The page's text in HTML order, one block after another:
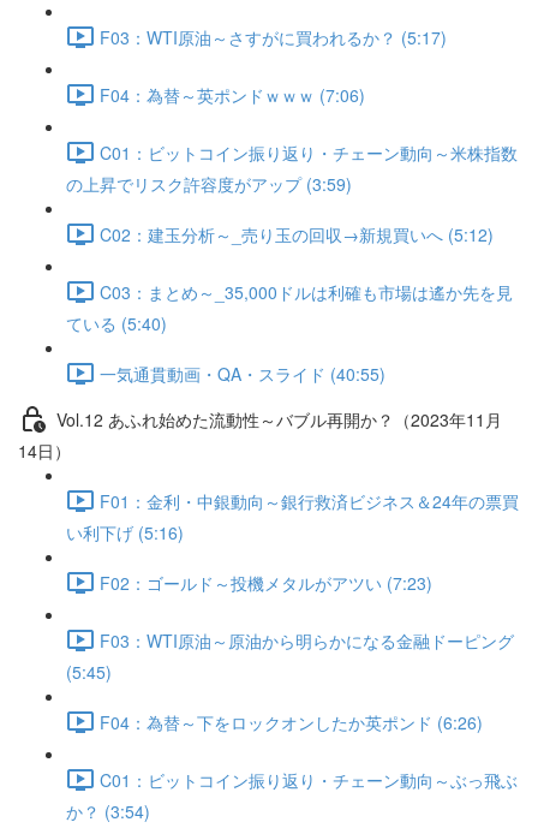
F03：WTI原油～さすがに買われるか？ (5:17)
F04：為替～英ポンドｗｗｗ (7:06)
C01：ビットコイン振り返り・チェーン動向～米株指数
の上昇でリスク許容度がアップ (3:59)
C02：建玉分析～_売り玉の回収→新規買いへ (5:12)
C03：まとめ～_35,000ドルは利確も市場は遙か先を見
ている (5:40)
一気通貫動画・QA・スライド (40:55)
Vol.12 あふれ始めた流動性～バブル再開か？（2023年11月
14日）
F01：金利・中銀動向～銀行救済ビジネス＆24年の票買
い利下げ (5:16)
F02：ゴールド～投機メタルがアツい (7:23)
F03：WTI原油～原油から明らかになる金融ドーピング
(5:45)
F04：為替～下をロックオンしたか英ポンド (6:26)
C01：ビットコイン振り返り・チェーン動向～ぶっ飛ぶ
か？ (3:54)